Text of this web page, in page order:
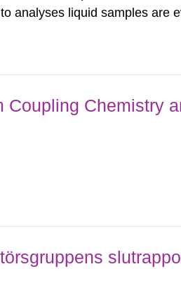
analyses liquid samples are
and, at pH...
Coupling Chemistry